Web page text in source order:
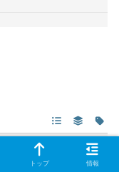
トップ 情報